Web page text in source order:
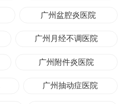
广州盆腔炎医院
广州月经不调医院
广州附件炎医院
广州抽动症医院